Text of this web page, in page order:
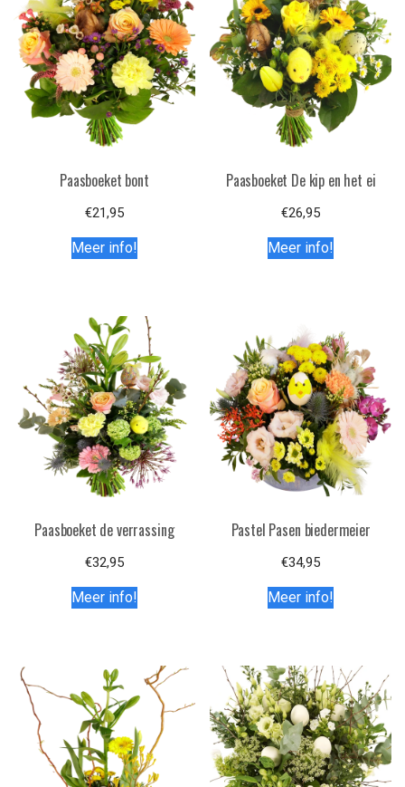
Paasboeket bont
€21,95
Meer info!
Paasboeket De kip en het ei
€26,95
Meer info!
Paasboeket de verrassing
€32,95
Meer info!
Pastel Pasen biedermeier
€34,95
Meer info!